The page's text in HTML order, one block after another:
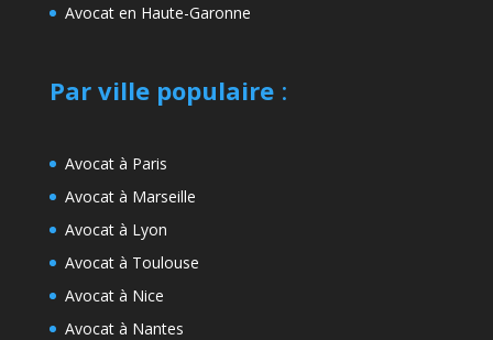
Avocat en Haute-Garonne
Par ville populaire:
Avocat à Paris
Avocat à Marseille
Avocat à Lyon
Avocat à Toulouse
Avocat à Nice
Avocat à Nantes